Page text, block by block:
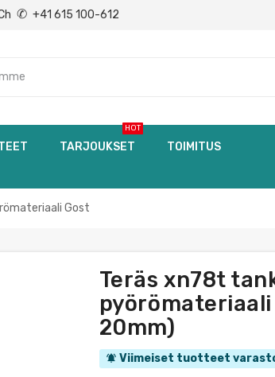
✆ +41 615 100-612
TARJOUKSET
HOT
TOIMITUS
Gost
Teräs xn78t
pyörömateriaali
20mm)
notifications_active Viimeiset tuotteet